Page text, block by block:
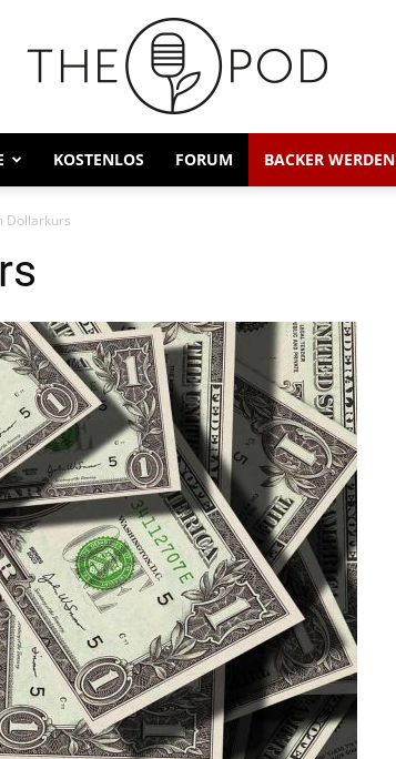
KOSTENLOS FORUM BACKER WERDEN
Dollarkurs